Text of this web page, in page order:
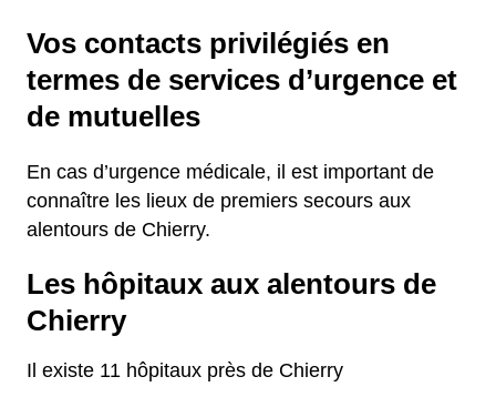
Vos contacts privilégiés en
termes de services d’urgence et
de mutuelles
En cas d’urgence médicale, il est important de
connaître les lieux de premiers secours aux
alentours de Chierry.
Les hôpitaux aux alentours de
Chierry
Il existe 11 hôpitaux près de Chierry